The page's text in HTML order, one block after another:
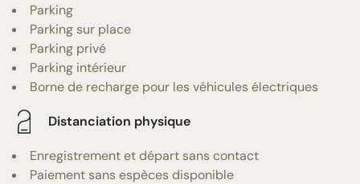
Parking
Parking sur place
Parking privé
Parking intérieur
Borne de recharge pour les véhicules électriques
Distanciation physique
Enregistrement et départ sans contact
Paiement sans espèces disponible